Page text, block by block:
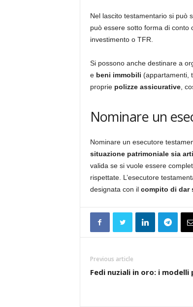
Nel lascito testamentario si può
può essere sotto forma di conto
investimento o TFR.
Si possono anche destinare a
e beni immobili (appartamenti,
proprie polizze assicurative,
Nominare un
Nominare un esecutore
situazione patrimoniale sia
valida se si vuole essere
rispettate. L’esecutore
designata con il compito di dar
Previous article
Fedi nuziali in oro: i